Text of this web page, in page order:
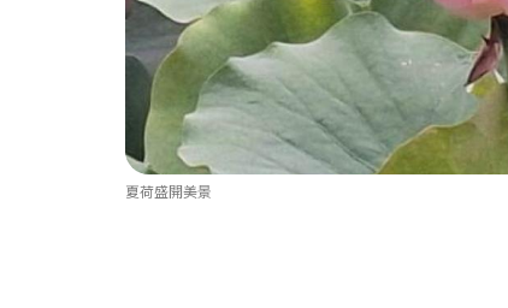
夏荷盛開美景